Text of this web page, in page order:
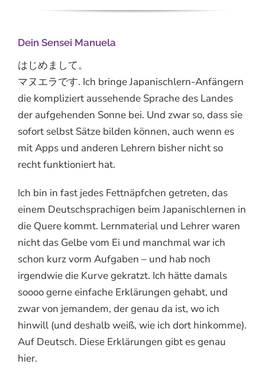
Dein Sensei Manuela
はじめまして。
マヌエラです. Ich bringe Japanischlern-Anfängern
die kompliziert aussehende Sprache des Landes
der aufgehenden Sonne bei. Und zwar so, dass sie
sofort selbst Sätze bilden können, auch wenn es
mit Apps und anderen Lehrern bisher nicht so
recht funktioniert hat.
Ich bin in fast jedes Fettnäpfchen getreten, das
einem Deutschsprachigen beim Japanischlernen in
die Quere kommt. Lernmaterial und Lehrer waren
nicht das Gelbe vom Ei und manchmal war ich
schon kurz vorm Aufgaben – und hab noch
irgendwie die Kurve gekratzt. Ich hätte damals
soooo gerne einfache Erklärungen gehabt, und
zwar von jemandem, der genau da ist, wo ich
hinwill (und deshalb weiß, wie ich dort hinkomme).
Auf Deutsch. Diese Erklärungen gibt es genau
hier.